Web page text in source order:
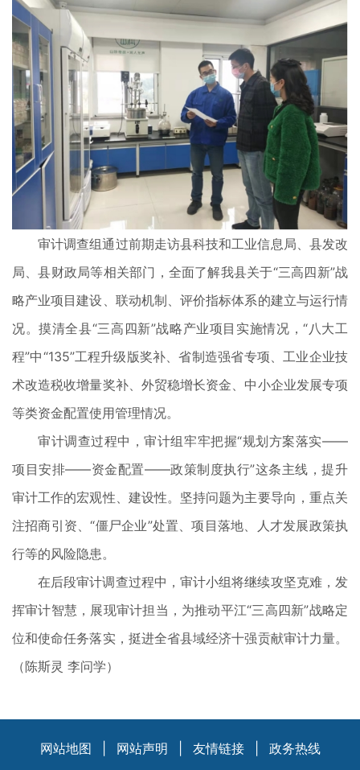
审计调查组通过前期走访县科技和工业信息局、县发改
局、县财政局等相关部门，全面了解我县关于“三高四新”战
略产业项目建设、联动机制、评价指标体系的建立与运行情
况。摸清全县“三高四新”战略产业项目实施情况，“八大工
程”中“135”工程升级版奖补、省制造强省专项、工业企业技
术改造税收增量奖补、外贸稳增长资金、中小企业发展专项
等类资金配置使用管理情况。
审计调查过程中，审计组牢牢把握“规划方案落实——
项目安排——资金配置——政策制度执行”这条主线，提升
审计工作的宏观性、建设性。坚持问题为主要导向，重点关
注招商引资、“僵尸企业”处置、项目落地、人才发展政策执
行等的风险隐患。
在后段审计调查过程中，审计小组将继续攻坚克难，发
挥审计智慧，展现审计担当，为推动平江“三高四新”战略定
位和使命任务落实，挺进全省县域经济十强贡献审计力量。
（陈斯灵 李问学）
网站地图 网站声明 友情链接 政务热线